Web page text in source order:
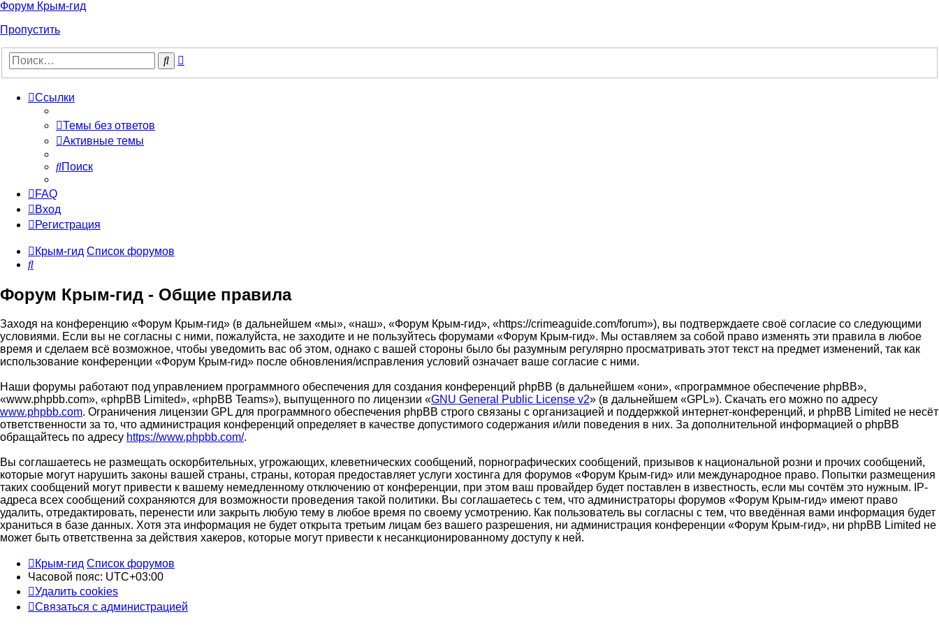
Форум Крым-гид
Пропустить
Поиск
Ссылки
Темы без ответов
Активные темы
Поиск
FAQ
Вход
Регистрация
Крым-гид Список форумов
Поиск
Форум Крым-гид - Общие правила
Заходя на конференцию «Форум Крым-гид» (в дальнейшем «мы», «наш», «Форум Крым-гид», «https://crimeaguide.com/forum»), вы подтверждаете своё согласие со следующими
условиями. Если вы не согласны с ними, пожалуйста, не заходите и не пользуйтесь форумами «Форум Крым-гид». Мы оставляем за собой право изменять эти правила в любое
время и сделаем всё возможное, чтобы уведомить вас об этом, однако с вашей стороны было бы разумным регулярно просматривать этот текст на предмет изменений, так как
использование конференции «Форум Крым-гид» после обновления/исправления условий означает ваше согласие с ними.
Наши форумы работают под управлением программного обеспечения для создания конференций phpBB (в дальнейшем «они», «программное обеспечение phpBB»,
«www.phpbb.com», «phpBB Limited», «phpBB Teams»), выпущенного по лицензии «GNU General Public License v2» (в дальнейшем «GPL»). Скачать его можно по адресу
www.phpbb.com. Ограничения лицензии GPL для программного обеспечения phpBB строго связаны с организацией и поддержкой интернет-конференций, и phpBB Limited не несёт
ответственности за то, что администрация конференций определяет в качестве допустимого содержания и/или поведения в них. За дополнительной информацией о phpBB
обращайтесь по адресу https://www.phpbb.com/.
Вы соглашаетесь не размещать оскорбительных, угрожающих, клеветнических сообщений, порнографических сообщений, призывов к национальной розни и прочих сообщений,
которые могут нарушить законы вашей страны, страны, которая предоставляет услуги хостинга для форумов «Форум Крым-гид» или международное право. Попытки размещения
таких сообщений могут привести к вашему немедленному отключению от конференции, при этом ваш провайдер будет поставлен в известность, если мы сочтём это нужным. IP-
адреса всех сообщений сохраняются для возможности проведения такой политики. Вы соглашаетесь с тем, что администраторы форумов «Форум Крым-гид» имеют право
удалить, отредактировать, перенести или закрыть любую тему в любое время по своему усмотрению. Как пользователь вы согласны с тем, что введённая вами информация будет
храниться в базе данных. Хотя эта информация не будет открыта третьим лицам без вашего разрешения, ни администрация конференции «Форум Крым-гид», ни phpBB Limited не
может быть ответственна за действия хакеров, которые могут привести к несанкционированному доступу к ней.
Крым-гид Список форумов
Часовой пояс: UTC+03:00
Удалить cookies
Связаться с администрацией